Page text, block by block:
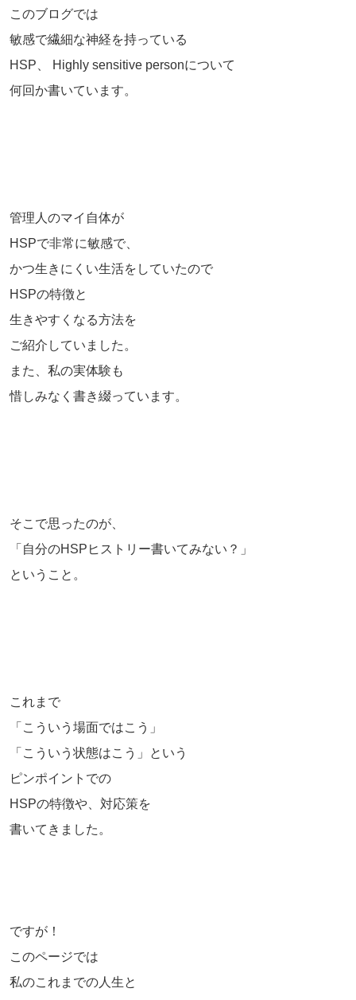
このブログでは
敏感で繊細な神経を持っている
HSP、 Highly sensitive personについて
何回か書いています。
管理人のマイ自体が
HSPで非常に敏感で、
かつ生きにくい生活をしていたので
HSPの特徴と
生きやすくなる方法を
ご紹介していました。
また、私の実体験も
惜しみなく書き綴っています。
そこで思ったのが、
「自分のHSPヒストリー書いてみない？」
ということ。
これまで
「こういう場面ではこう」
「こういう状態はこう」という
ピンポイントでの
HSPの特徴や、対応策を
書いてきました。
ですが！
このページでは
私のこれまでの人生と